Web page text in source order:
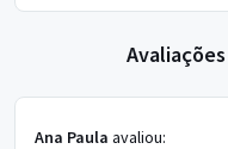
Ana Paula avaliou: